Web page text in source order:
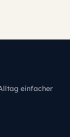
einfacher